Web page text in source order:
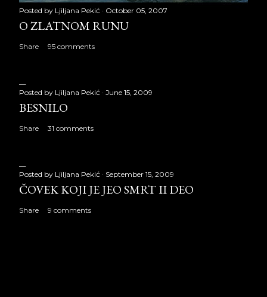
Posted by Ljiljana Pekić October 05, 2007
O ZLATNOM RUNU
Share 95 comments
Posted by Ljiljana Pekić June 15, 2009
BESNILO
Share 31 comments
Posted by Ljiljana Pekić September 15, 2009
ČOVEK KOJI JE JEO SMRT II DEO
Share 9 comments